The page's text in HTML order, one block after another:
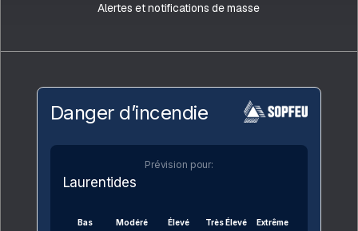
Alertes et notifications de masse
Danger d’incendie
Prévision pour:
Laurentides
Bas Modéré Élevé Très Élevé Extrême